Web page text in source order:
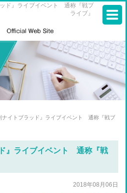
ド』ライブイベント 通称『戦ブ
ライブ』
ナイトブラッド』ライブイベント 通称『戦ブ
』ライブイベント 通称『戦
2018年08月06日